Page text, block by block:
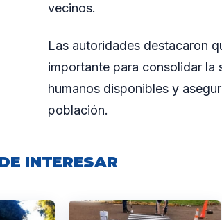
vecinos.
Las autoridades destacaron
importante para consolidar la
humanos disponibles y
población.
INTERESAR